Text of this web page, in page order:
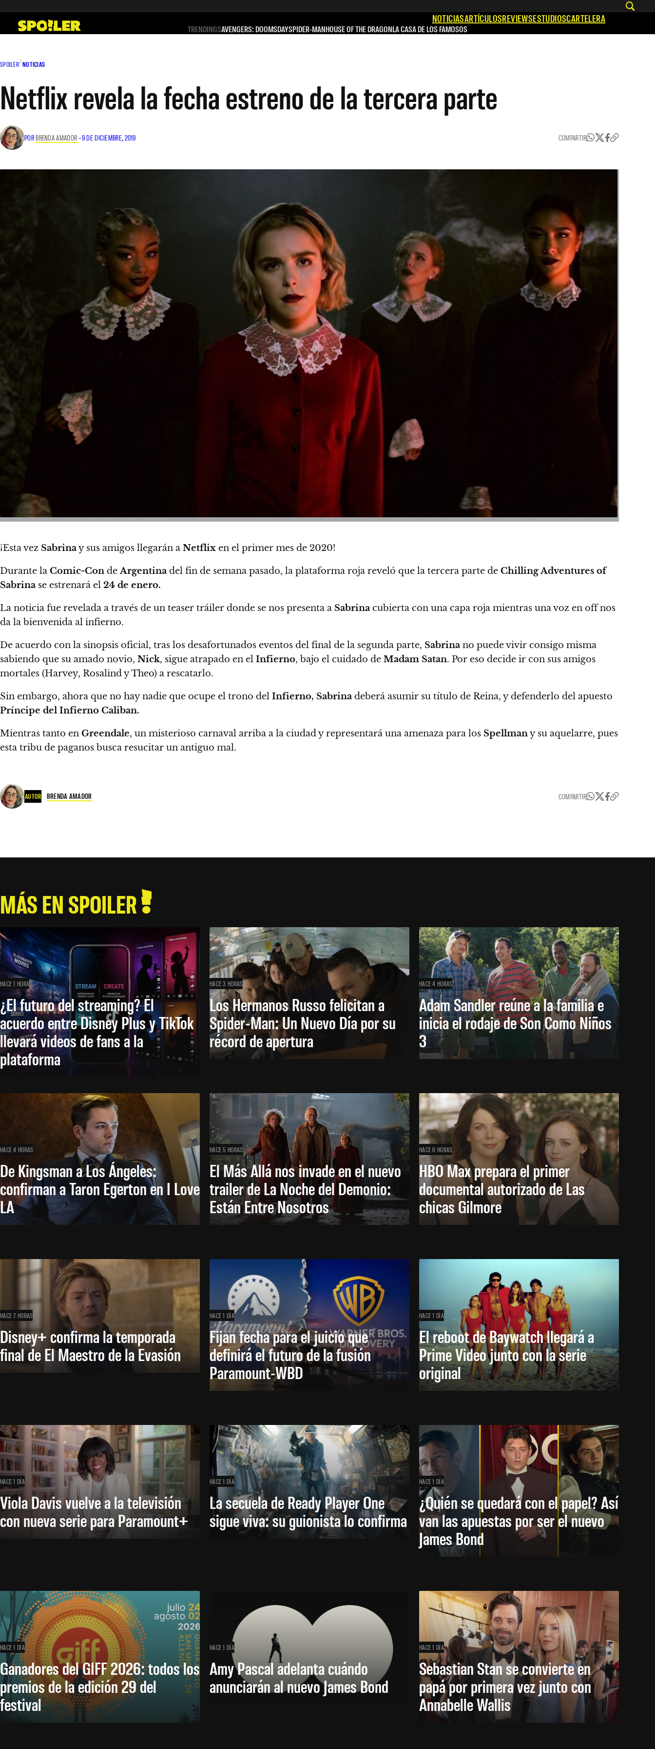
contenido
NOTICIASARTÍCULOSREVIEWSESTUDIOSCARTELERA
TRENDINGSAVENGERS: DOOMSDAYSPIDER-MANHOUSE OF THE DRAGONLA CASA DE LOS FAMOSOS
SPOILER NOTICIAS
Netflix revela la fecha estreno de la tercera parte
POR BRENDA AMADOR–9 DE DICIEMBRE, 2019 COMPARTIR
¡Esta vez Sabrinay sus amigos llegarán a Netflix en el primer mes de 2020!
Durante la Comic-Con deArgentina del fin de semana pasado, la plataforma roja reveló que la tercera parte de Chilling Adventures of
Sabrina se estrenará el 24 de enero.
La noticia fue revelada a través de un teaser tráiler donde se nos presenta a Sabrina cubierta con una capa roja mientras una voz en off nos
da la bienvenida al infierno.
De acuerdo con la sinopsis oficial, tras los desafortunados eventos del final de la segunda parte, Sabrina no puede vivir consigo misma
sabiendo que su amado novio, Nick, sigue atrapado en el Infierno, bajo el cuidado de Madam Satan. Por eso decide ir con sus amigos
mortales (Harvey, Rosalind y Theo) a rescatarlo.
Sin embargo, ahora que no hay nadie que ocupe el trono del Infierno, Sabrina deberá asumir su título de Reina, y defenderlo del apuesto
Príncipe del Infierno Caliban.
Mientras tanto en Greendale, un misterioso carnaval arriba a la ciudad y representará una amenaza para los Spellmany su aquelarre, pues
esta tribu de paganos busca resucitar un antiguo mal.
AUTOR BRENDA AMADOR COMPARTIR
MÁS EN SPOILER
HACE 1 HORA
¿El futuro del streaming? El
acuerdo entre Disney Plus y TikTok
llevará videos de fans a la
plataforma
HACE 3 HORAS
Los Hermanos Russo felicitan a
Spider-Man: Un Nuevo Día por su
récord de apertura
HACE 4 HORAS
Adam Sandler reúne a la familia e
inicia el rodaje de Son Como Niños
3
HACE 4 HORAS
De Kingsman a Los Ángeles:
confirman a Taron Egerton en I Love
LA
HACE 5 HORAS
El Más Allá nos invade en el nuevo
trailer de La Noche del Demonio:
Están Entre Nosotros
HACE 6 HORAS
HBO Max prepara el primer
documental autorizado de Las
chicas Gilmore
HACE 7 HORAS
Disney+ confirma la temporada
final de El Maestro de la Evasión
HACE 1 DÍA
Fijan fecha para el juicio que
definirá el futuro de la fusión
Paramount-WBD
HACE 1 DÍA
El reboot de Baywatch llegará a
Prime Video junto con la serie
original
HACE 1 DÍA
Viola Davis vuelve a la televisión
con nueva serie para Paramount+
HACE 1 DÍA
La secuela de Ready Player One
sigue viva: su guionista lo confirma
HACE 1 DÍA
¿Quién se quedará con el papel? Así
van las apuestas por ser el nuevo
James Bond
HACE 1 DÍA
Ganadores del GIFF 2026: todos los
premios de la edición 29 del
festival
HACE 1 DÍA
Amy Pascal adelanta cuándo
anunciarán al nuevo James Bond
HACE 1 DÍA
Sebastian Stan se convierte en
papá por primera vez junto con
Annabelle Wallis